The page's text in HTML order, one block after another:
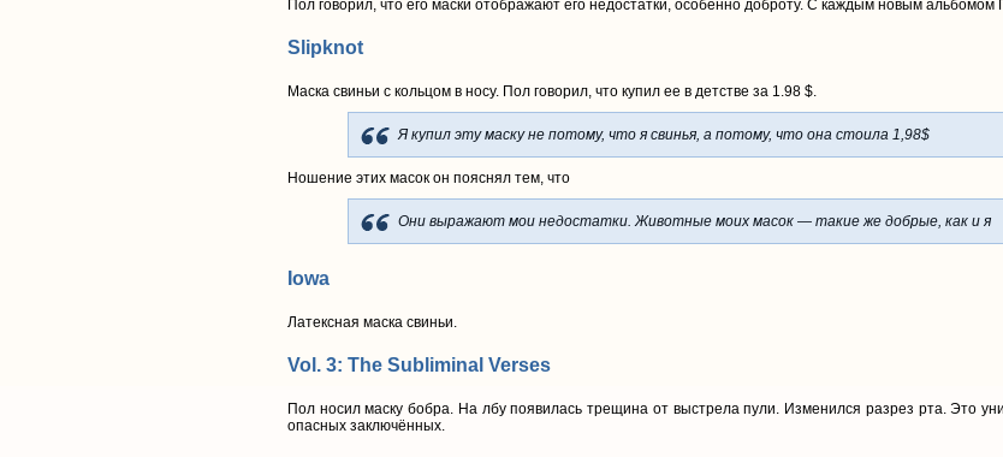
Пол говорил, что его маски отображают его недостатки, особенно доброту. С каждым новым
Slipknot
Маска свиньи с кольцом в носу. Пол говорил, что купил ее в детстве за 1.98 $.
Я купил эту маску не потому, что я свинья, а потому, что она стоила 1,98$
Ношение этих масок он пояснял тем, что
Они выражают мои недостатки. Животные моих масок — такие же добрые, как и я
Iowa
Латексная маска свиньи.
Vol. 3: The Subliminal Verses
Пол носил маску бобра. На лбу появилась трещина от выстрела пули. Изменился разрез рта. Это
опасных заключённых.